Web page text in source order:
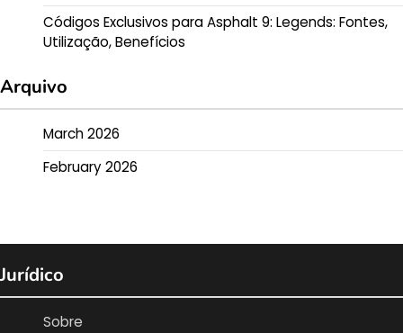
Códigos Exclusivos para Asphalt 9: Legends: Fontes,
Utilização, Benefícios
Arquivo
March 2026
February 2026
Jurídico
Sobre